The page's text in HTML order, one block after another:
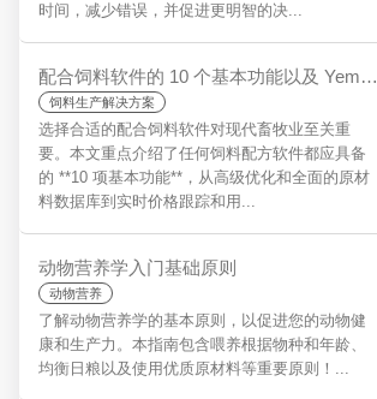
时间，减少错误，并促进更明智的决...
配合饲料软件的 10 个基本功能以及 YemYap 的优势
饲料生产解决方案
选择合适的配合饲料软件对现代畜牧业至关重
要。本文重点介绍了任何饲料配方软件都应具备
的 **10 项基本功能**，从高级优化和全面的原材
料数据库到实时价格跟踪和用...
动物营养学入门基础原则
动物营养
了解动物营养学的基本原则，以促进您的动物健
康和生产力。本指南包含喂养根据物种和年龄、
均衡日粮以及使用优质原材料等重要原则！...